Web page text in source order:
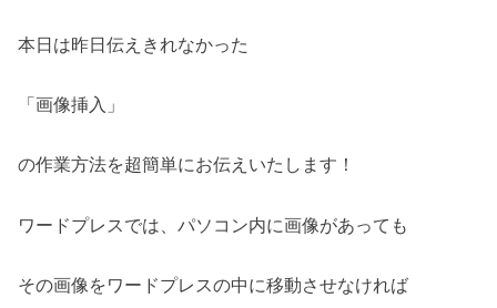
本日は昨日伝えきれなかった
「画像挿入」
の作業方法を超簡単にお伝えいたします！
ワードプレスでは、パソコン内に画像があっても
その画像をワードプレスの中に移動させなければ